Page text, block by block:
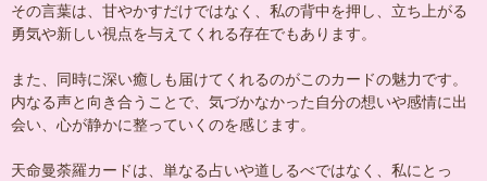
その言葉は、甘やかすだけではなく、私の背中を押し、立ち上がる
勇気や新しい視点を与えてくれる存在でもあります。
また、同時に深い癒しも届けてくれるのがこのカードの魅力です。
内なる声と向き合うことで、気づかなかった自分の想いや感情に出
会い、心が静かに整っていくのを感じます。
天命曼荼羅カードは、単なる占いや道しるべではなく、私にとっ